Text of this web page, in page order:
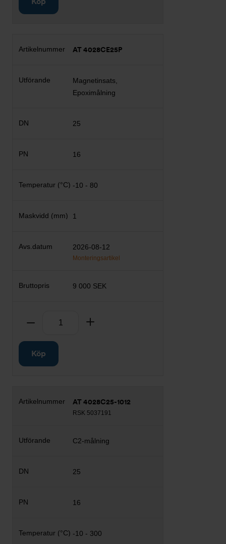
AT 4028CE25P
Magnetinsats,
Epoximålning
25
16
-10 - 80
1
2026-08-12
Monteringsartikel
9 000 SEK
Ta bort
Köp
AT 4028C25-1012
RSK 5037191
C2-målning
25
16
-10 - 300